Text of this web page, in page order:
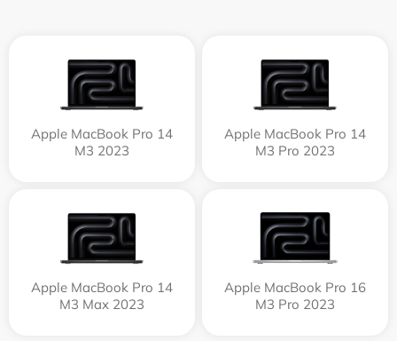
Apple MacBook Pro 14
M3 2023
Apple MacBook Pro 14
M3 Pro 2023
Apple MacBook Pro 14
M3 Max 2023
Apple MacBook Pro 16
M3 Pro 2023